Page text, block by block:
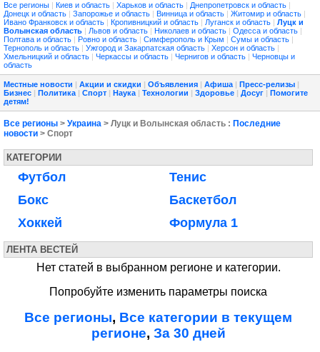
Все регионы | Киев и область | Харьков и область | Днепропетровск и область |
Донецк и область | Запорожье и область | Винница и область | Житомир и область |
Ивано Франковск и область | Кропивницкий и область | Луганск и область | Луцк и
Волынская область | Львов и область | Николаев и область | Одесса и область |
Полтава и область | Ровно и область | Симферополь и Крым | Сумы и область |
Тернополь и область | Ужгород и Закарпатская область | Херсон и область |
Хмельницкий и область | Черкассы и область | Чернигов и область | Черновцы и
область
Местные новости | Акции и скидки | Объявления | Афиша | Пресс-релизы |
Бизнес | Политика | Спорт | Наука | Технологии | Здоровье | Досуг | Помогите
детям!
Все регионы > Украина > Луцк и Волынская область : Последние
новости > Спорт
КАТЕГОРИИ
Футбол
Бокс
Хоккей
Тенис
Баскетбол
Формула 1
ЛЕНТА ВЕСТЕЙ
Нет статей в выбранном регионе и категории.
Попробуйте изменить параметры поиска
Все регионы, Все категории в текущем
регионе, За 30 дней